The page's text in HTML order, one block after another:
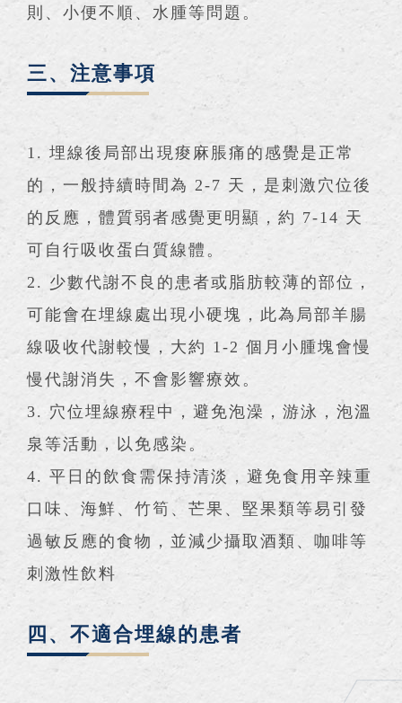
則、小便不順、水腫等問題。
三、注意事項
1. 埋線後局部出現痠麻脹痛的感覺是正常
的，一般持續時間為 2-7 天，是刺激穴位後
的反應，體質弱者感覺更明顯，約 7-14 天
可自行吸收蛋白質線體。
2. 少數代謝不良的患者或脂肪較薄的部位，
可能會在埋線處出現小硬塊，此為局部羊腸
線吸收代謝較慢，大約 1-2 個月小腫塊會慢
慢代謝消失，不會影響療效。
3. 穴位埋線療程中，避免泡澡，游泳，泡溫
泉等活動，以免感染。
4. 平日的飲食需保持清淡，避免食用辛辣重
口味、海鮮、竹筍、芒果、堅果類等易引發
過敏反應的食物，並減少攝取酒類、咖啡等
刺激性飲料
四、不適合埋線的患者